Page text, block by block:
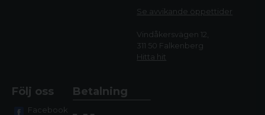
Se avvikande öppettider
Vindåkersvägen 12,
311 50 Falkenberg
Hitta hit
Följ oss
Facebook
Betalning